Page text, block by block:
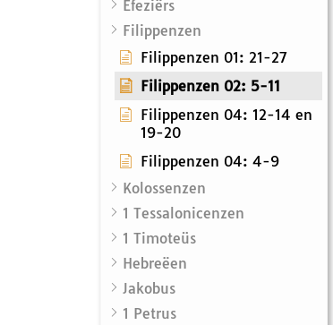
Efeziërs
Filippenzen
Filippenzen 01: 21-27
Filippenzen 02: 5-11
Filippenzen 04: 12-14 en
19-20
Filippenzen 04: 4-9
Kolossenzen
1 Tessalonicenzen
1 Timoteüs
Hebreëen
Jakobus
1 Petrus